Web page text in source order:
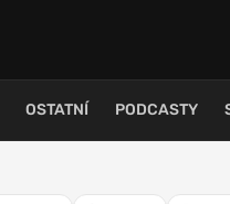
OSTATNÍ PODCASTY